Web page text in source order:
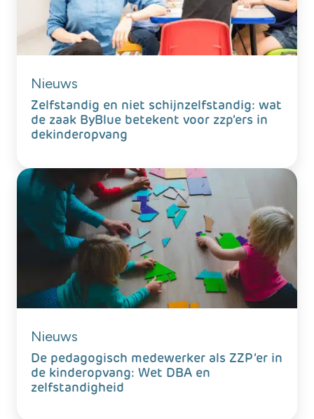
Nieuws
Zelfstandig en niet schijnzelfstandig: wat
de zaak ByBlue betekent voor zzp’ers in
dekinderopvang
Nieuws
De pedagogisch medewerker als ZZP’er in
de kinderopvang: Wet DBA en
zelfstandigheid